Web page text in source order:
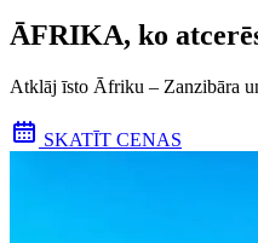
ĀFRIKA, ko
Atklāj īsto Āfriku – Zanzibāra
SKATĪT CENAS